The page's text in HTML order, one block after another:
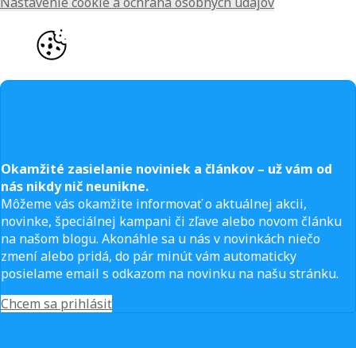
Okamžité zasielanie noviniek a článkov – už vám od
nás nikdy nič neunikne.
Môžeme vás okamžite informovať o aktuálnej akcii,
novinke, špeciálnej kampani či zľave alebo novom článku
na našom blogu. Akonáhle sa u nás v novinkách niečo
zmení alebo pridá, do pár minút vám automaticky
posielame email s odkazom na novinku na našu stránku.
Chcem sa prihlásiť